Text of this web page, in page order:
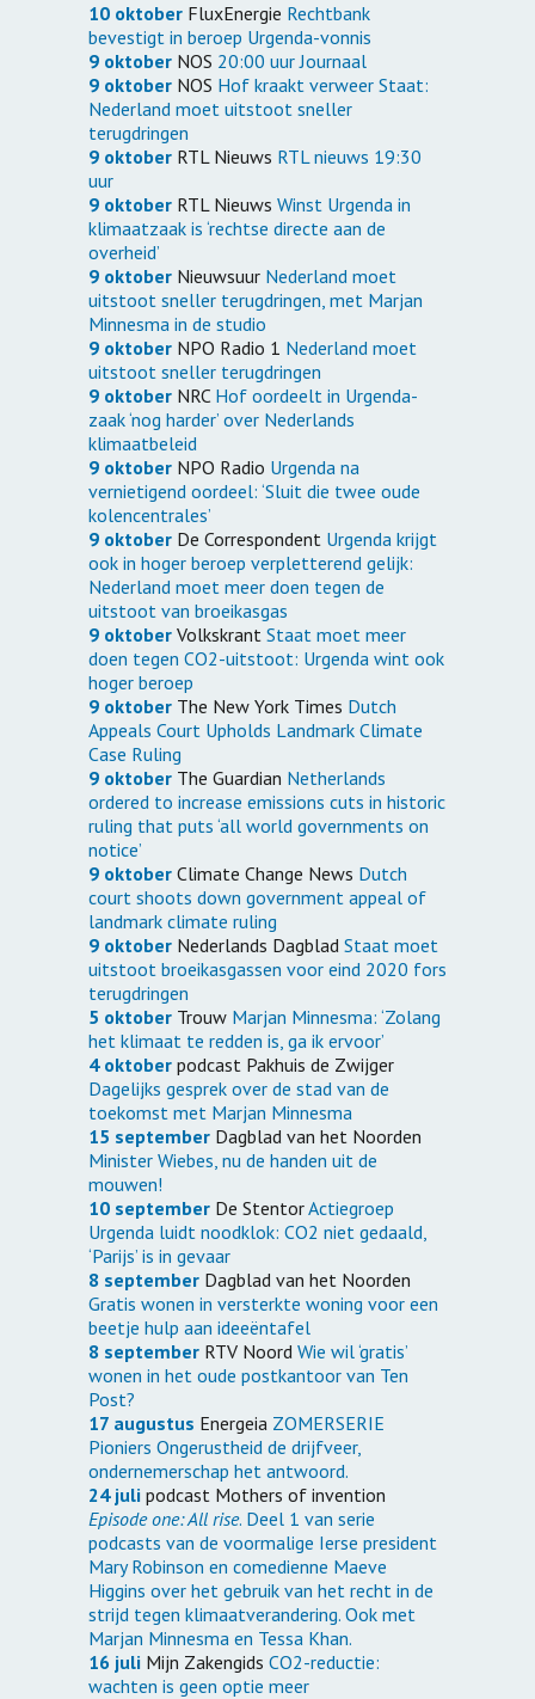
10 oktober FluxEnergie Rechtbank
bevestigt in beroep Urgenda-vonnis
9 oktober NOS 20:00 uur Journaal
9 oktober NOS Hof kraakt verweer Staat:
Nederland moet uitstoot sneller
terugdringen
9 oktober RTL Nieuws RTL nieuws 19:30
uur
9 oktober RTL Nieuws Winst Urgenda in
klimaatzaak is ‘rechtse directe aan de
overheid’
9 oktober Nieuwsuur Nederland moet
uitstoot sneller terugdringen, met Marjan
Minnesma in de studio
9 oktober NPO Radio 1 Nederland moet
uitstoot sneller terugdringen
9 oktober NRC Hof oordeelt in Urgenda-
zaak ‘nog harder’ over Nederlands
klimaatbeleid
9 oktober NPO Radio Urgenda na
vernietigend oordeel: ‘Sluit die twee oude
kolencentrales’
9 oktober De Correspondent Urgenda krijgt
ook in hoger beroep verpletterend gelijk:
Nederland moet meer doen tegen de
uitstoot van broeikasgas
9 oktober Volkskrant Staat moet meer
doen tegen CO2-uitstoot: Urgenda wint ook
hoger beroep
9 oktober The New York Times Dutch
Appeals Court Upholds Landmark Climate
Case Ruling
9 oktober The Guardian Netherlands
ordered to increase emissions cuts in historic
ruling that puts ‘all world governments on
notice’
9 oktober Climate Change News Dutch
court shoots down government appeal of
landmark climate ruling
9 oktober Nederlands Dagblad Staat moet
uitstoot broeikasgassen voor eind 2020 fors
terugdringen
5 oktober Trouw Marjan Minnesma: ‘Zolang
het klimaat te redden is, ga ik ervoor’
4 oktober podcast Pakhuis de Zwijger
Dagelijks gesprek over de stad van de
toekomst met Marjan Minnesma
15 september Dagblad van het Noorden
Minister Wiebes, nu de handen uit de
mouwen!
10 september De StentorActiegroep
Urgenda luidt noodklok: CO2 niet gedaald,
‘Parijs’ is in gevaar
8 september Dagblad van het Noorden
Gratis wonen in versterkte woning voor een
beetje hulp aan ideeëntafel
8 september RTV Noord Wie wil ‘gratis’
wonen in het oude postkantoor van Ten
Post?
17 augustus Energeia ZOMERSERIE
Pioniers Ongerustheid de drijfveer,
ondernemerschap het antwoord.
24 juli podcast Mothers of invention
Episode one: All rise. Deel 1 van serie
podcasts van de voormalige Ierse president
Mary Robinson en comedienne Maeve
Higgins over het gebruik van het recht in de
strijd tegen klimaatverandering. Ook met
Marjan Minnesma en Tessa Khan.
16 juli Mijn Zakengids CO2-reductie:
wachten is geen optie meer